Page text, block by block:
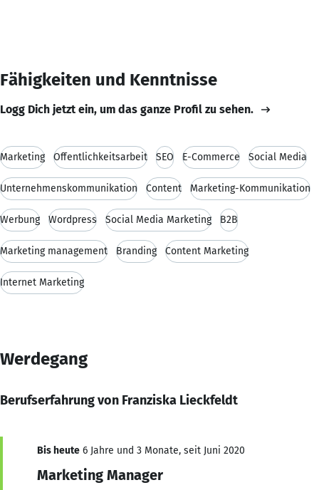
Fähigkeiten und Kenntnisse
Logg Dich jetzt ein, um das ganze Profil zu sehen.
Marketing Öffentlichkeitsarbeit SEO E-Commerce Social Media
Unternehmenskommunikation Content Marketing-Kommunikation
Werbung Wordpress Social Media Marketing B2B
Marketing management Branding Content Marketing
Internet Marketing
Werdegang
Berufserfahrung von Franziska Lieckfeldt
Bis heute 6 Jahre und 3 Monate, seit Juni 2020
Marketing Manager